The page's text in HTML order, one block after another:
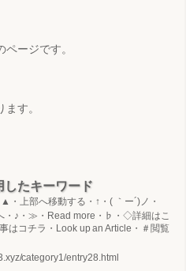
ージです。
す。
したキーワード
上部へ移動する・↑・( ｀ー´)ノ・
・♪・≫・Read more・♭・◇詳細はこ
はコチラ・Look up an Article・＃閲覧
category1/entry28.html